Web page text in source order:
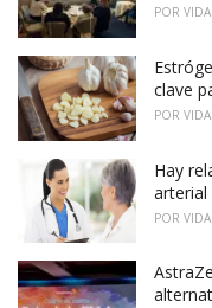
POR
clave
POR
Hay
arterial
POR